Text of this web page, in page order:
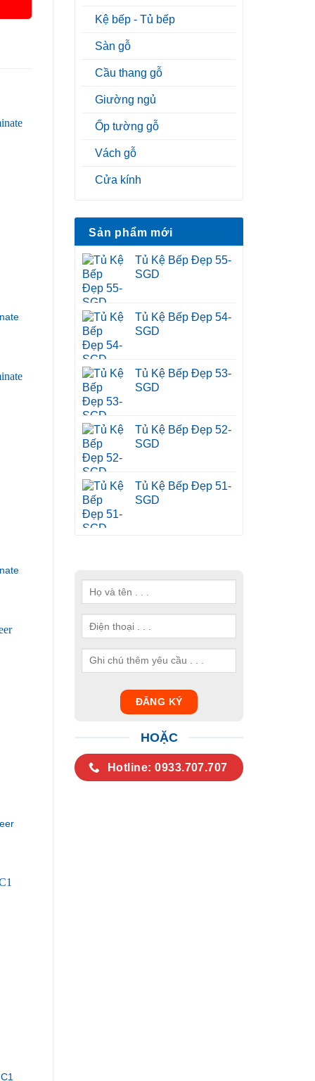
Kệ bếp - Tủ bếp
Sàn gỗ
Cầu thang gỗ
Giường ngủ
Ốp tường gỗ
Vách gỗ
Cửa kính
Sản phẩm mới
Tủ Kệ Bếp Đẹp 55-
SGD
Tủ Kệ Bếp Đẹp 54-
SGD
Tủ Kệ Bếp Đẹp 53-
SGD
Tủ Kệ Bếp Đẹp 52-
SGD
Tủ Kệ Bếp Đẹp 51-
SGD
HOẶC
Hotline: 0933.707.707